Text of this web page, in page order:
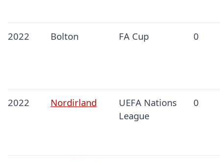
2022 Bolton FA Cup 0
2022 Nordirland
UEFA Nations
League
0